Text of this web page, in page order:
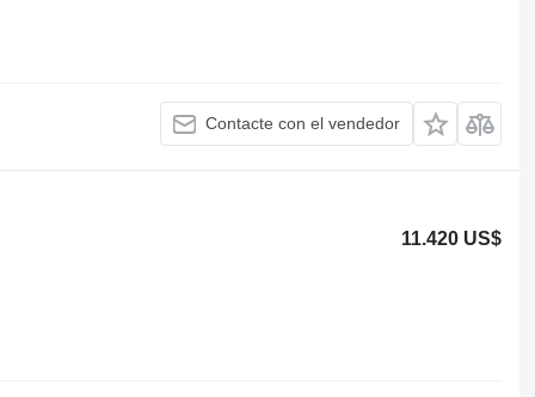
Contacte con el vendedor
11.420 US$